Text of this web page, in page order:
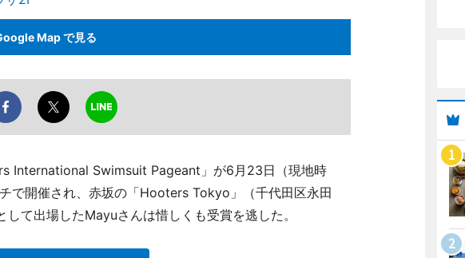
Map で見る
International Swimsuit Pageant」が6月23日（現地時
で開催され、赤坂の「Hooters Tokyo」（千代田区永田
て出場したMayuさんは惜しくも受賞を逃した。